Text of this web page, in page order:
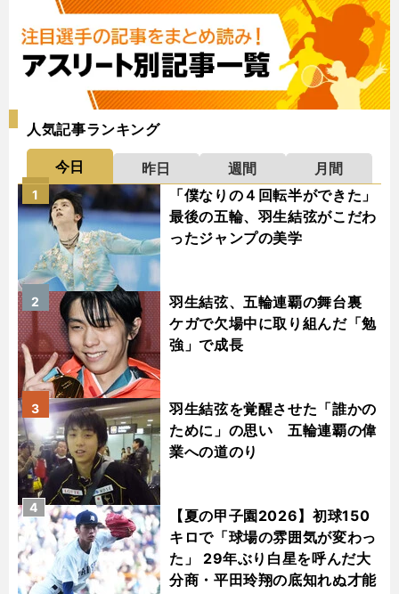
人気記事ランキング
今日 昨日 週間
月間
「僕なりの４回転半ができた」
最後の五輪、羽生結弦がこだわ
ったジャンプの美学
1
羽生結弦、五輪連覇の舞台裏
ケガで欠場中に取り組んだ「勉
強」で成長
2
羽生結弦を覚醒させた「誰かの
ために」の思い 五輪連覇の偉
業への道のり
3
【夏の甲子園2026】初球150
キロで「球場の雰囲気が変わっ
た」 29年ぶり白星を呼んだ大
分商・平田玲翔の底知れぬ才能
4